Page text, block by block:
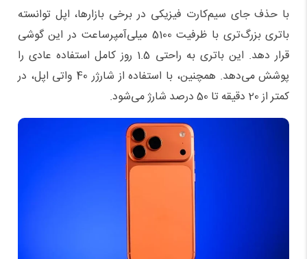
با حذف جای سیم‌کارت فیزیکی در برخی بازارها، اپل توانسته
باتری بزرگ‌تری با ظرفیت 5100 میلی‌آمپرساعت در این گوشی
قرار دهد. این باتری به راحتی 1.5 روز کامل استفاده عادی را
پوشش می‌دهد. همچنین، با استفاده از شارژر 40 واتی اپل، در
کمتر از 20 دقیقه تا 50 درصد شارژ می‌شود.